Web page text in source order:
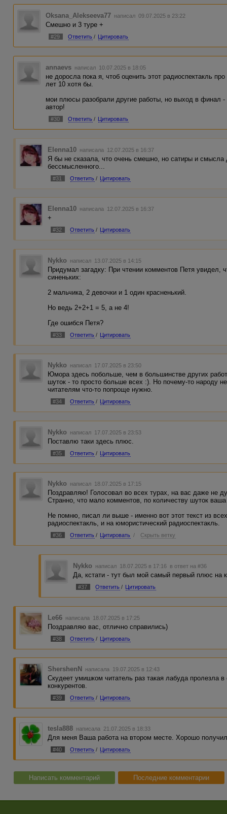
Oksana_Alekseeva77 написал 09.07.2025 в 23:22
Смешно и 3 туре +
#29 Ответить / Цитировать
annaevs написал 10.07.2025 в 18:05
не доросла пока я, чтоб оценить этот радиоспектакль
лет 10 хотя бы.
мои плюсы разобрали другие работы, но выход в финал -
автор!
#30 Ответить / Цитировать
Elenna10 написала 12.07.2025 в 16:37
Я бы не сказала, что очень смешно, но сатиры и
бессмысленного...
#31 Ответить / Цитировать
Elenna10 написала 12.07.2025 в 16:37
+
#32 Ответить / Цитировать
Nykko написал 13.07.2025 в 14:15
Придумал загадку: При чтении комментов Петя увидел,
синеньких:
2 мальчика, 2 девочки и 1 один красненький.
Но ведь 2+2+1 = 5, а не 4!
Где ошибся Петя?
#33 Ответить / Цитировать
Nykko написал 17.07.2025 в 23:50
Юмора здесь побольше, чем в большинстве других
шуток - то просто больше всех :). Но почему-то народу
читателям что-то попроще нужно.
#34 Ответить / Цитировать
Nykko написал 17.07.2025 в 23:53
Поставлю таки здесь плюс.
#35 Ответить / Цитировать
Nykko написал 18.07.2025 в 17:15
Поздравляю! Голосовал во всех турах, на вас даже не
Странно, что мало комментов, по количеству шуток
Не помню, писал ли выше - именно вот этот текст из
радиоспектакль, и на юмористический радиоспектакль.
#36 Ответить / Цитировать / Скрыть ветку
Nykko написал 18.07.2025 в 17:16 в ответ на #36
Да, кстати - тут был мой самый первый плюс на
#37 Ответить / Цитировать
Le66 написала 18.07.2025 в 17:25
Поздравляю вас, отлично справились)
#38 Ответить / Цитировать
ShershenN написала 19.07.2025 в 12:43
Скудеет умишком читатель раз такая лабуда пролезла
конкурентов.
#39 Ответить / Цитировать
tesla888 написала 21.07.2025 в 18:33
Для меня Ваша работа на втором месте. Хорошо
#40 Ответить / Цитировать
Написать комментарий Последние комментарии